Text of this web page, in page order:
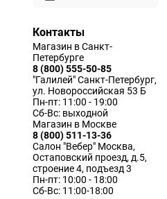
Контакты
Магазин в Санкт-
Петербурге
8 (800) 555-50-85
"Галилей" Санкт-Петербург,
ул. Новороссийская 53 Б
Пн-пт: 11:00 - 19:00
Сб-Вс: выходной
Магазин в Москве
8 (800) 511-13-36
Салон "Вебер" Москва,
Остаповский проезд, д.5,
строение 4, подъезд 3
Пн-пт: 10:00 - 18:00
Сб-Вс: 11:00-18:00